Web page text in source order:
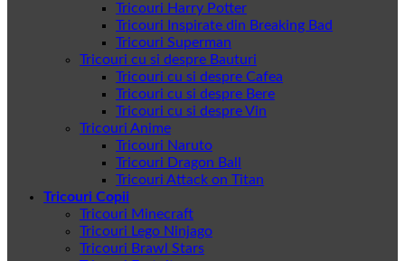
Tricouri Harry Potter
Tricouri Inspirate din Breaking Bad
Tricouri Superman
Tricouri cu si despre Bauturi
Tricouri cu si despre Cafea
Tricouri cu si despre Bere
Tricouri cu si despre Vin
Tricouri Anime
Tricouri Naruto
Tricouri Dragon Ball
Tricouri Attack on Titan
Tricouri Copii
Tricouri Minecraft
Tricouri Lego Ninjago
Tricouri Brawl Stars